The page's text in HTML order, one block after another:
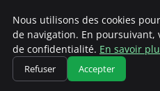
Chasseur De Tête
Accueil
Guides et Conseils
Nous utilisons des cookies
de navigation. En
de confidentialité. En savoir
Refuser Accepter